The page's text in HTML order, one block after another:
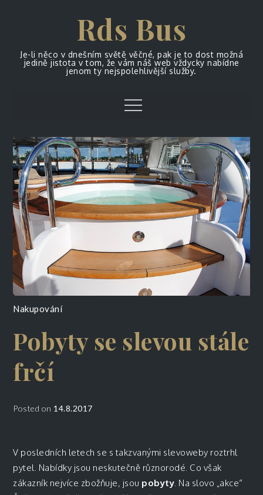
Rds Bus
Je-li něco v dnešním světě věčné, pak je to dost možná
jedině jistota v tom, že vám náš web vždycky nabídne
jenom ty nejspolehlivější služby.
Menu
Nakupování
Pobyty se slevou stále
frčí
Posted on 14.8.2017
V posledních letech se s takzvanými slevoweby roztrhl
pytel. Nabídky jsou neskutečně různorodé. Co však
zákazník nejvíce zbožňuje, jsou pobyty . Na slovo „akce“